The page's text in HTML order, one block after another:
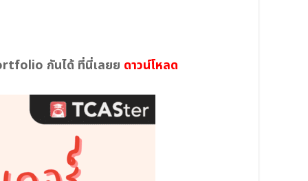
กันได้ ที่นี่เลยย ดาวน์โหลด